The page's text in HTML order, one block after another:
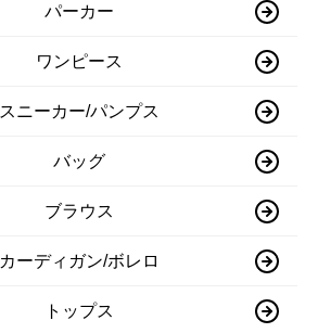
パーカー
ワンピース
スニーカー/パンプス
バッグ
ブラウス
カーディガン/ボレロ
トップス